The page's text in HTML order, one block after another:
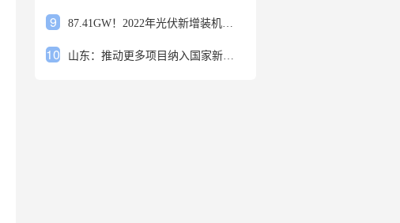
9 87.41GW！2022年光伏新增装机规模发布
10 山东：推动更多项目纳入国家新增风光大基地项目